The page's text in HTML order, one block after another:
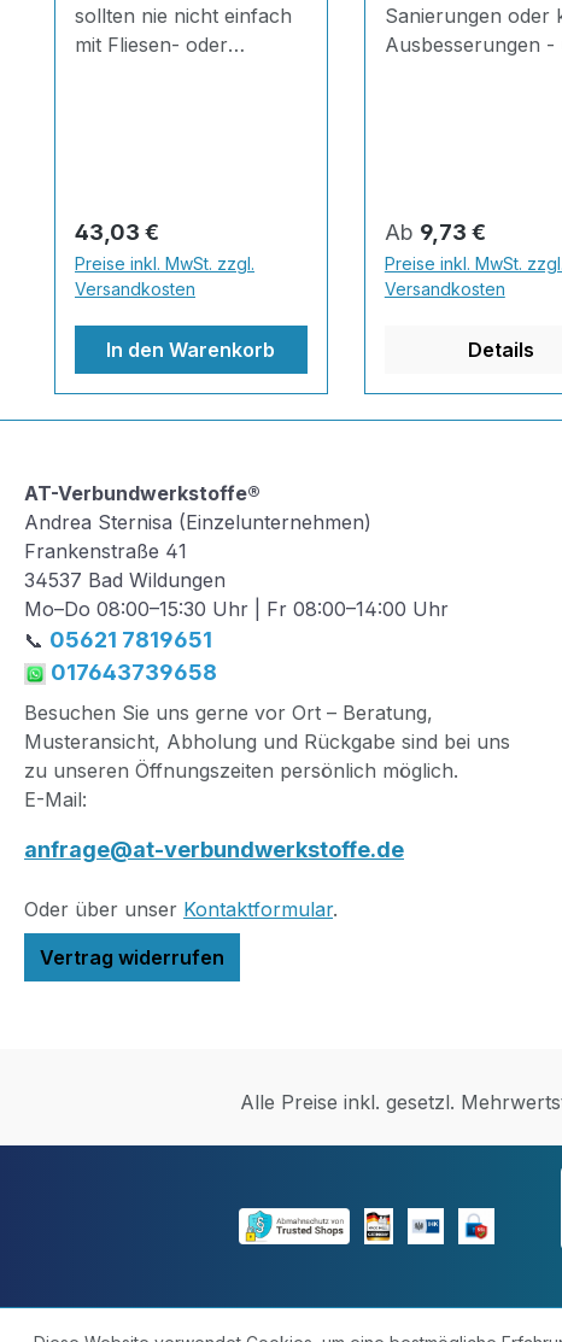
sollten nie nicht einfach
mit Fliesen- oder
einem speziellen
Injektionsharz aufgefüllt
und verschlossen
werden. Unser Estrich-
300 ist für solche Fälle
bestens geeignet! Unser
Injektionsharz-System ist
extrem verlängerte
Gelierzeit, um eine
maximale Eindringtiefe im
Verhältnis zur Gelierzeit
im vorhandenen Gewerk
zu haben.Bei uns
profitieren Sie von einem
Hochleistungsharz, das
bis 3 Stunden Gelierzeit
verlängert wurde! In
diesem Set sind
enthalten:1,5 kg
3002kg Quarzsand zum
Wellenverbinder zur
zum eigenen Schutz3x
komponentiges
aus und bildet eine gute
Regulärer Preis:
43,03 €
Preise inkl. MwSt. zzgl.
Versandkosten
In den Warenkorb
Sanierungen oder
Ausbesserungen -
komponentige
nahezu
und verbindet sich
beständig mit dem
in dieser
besticht durch
Anhaftung an das
Reparaturmörtel
noch bessere
Lösemittel und
ftenfür innen und
komponentiges
Systemhärtet
und
R12wasserdicht und
härtet in 3-6
nach
ausnach 8-12
Aushärtezeit hält
Regulärer Preis:
Ab 9,73 €
Preise inkl. MwSt. zzgl.
Versandkosten
Details
AT-Verbundwerkstoffe®
Andrea Sternisa (Einzelunternehmen)
Frankenstraße 41
34537 Bad Wildungen
Mo–Do 08:00–15:30 Uhr | Fr 08:00–14:00 Uhr
📞 05621 7819651
017643739658
Besuchen Sie uns gerne vor Ort – Beratung,
Musteransicht, Abholung und Rückgabe sind bei uns
zu unseren Öffnungszeiten persönlich möglich.
E-Mail:
anfrage@at-verbundwerkstoffe.de
Oder über unser Kontaktformular.
Vertrag widerrufen
Alle Preise inkl. gesetzl.